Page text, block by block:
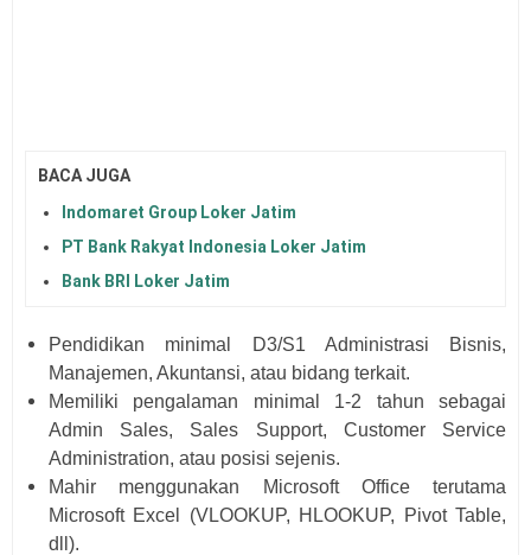
BACA JUGA
Indomaret Group Loker Jatim
PT Bank Rakyat Indonesia Loker Jatim
Bank BRI Loker Jatim
Pendidikan minimal D3/S1 Administrasi Bisnis,
Manajemen, Akuntansi, atau bidang terkait.
Memiliki pengalaman minimal 1-2 tahun sebagai
Admin Sales, Sales Support, Customer Service
Administration, atau posisi sejenis.
Mahir menggunakan Microsoft Office terutama
Microsoft Excel (VLOOKUP, HLOOKUP, Pivot Table,
dll).